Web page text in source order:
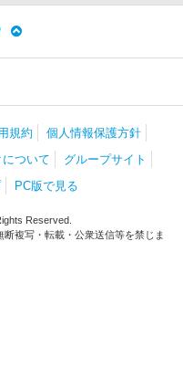
規約
個人情報保護方針
について
グループサイト
PC版で見る
Reserved.
複写・転載・公衆送信等を禁じま